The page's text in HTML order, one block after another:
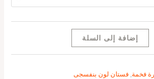
إضافة إلى السلة
فخمة, فستان لون بنفسجى